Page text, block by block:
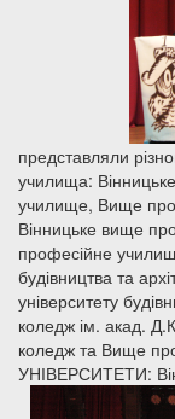
представляли
училища:
училище, Вище
Вінницьке вище
професійне
будівництва та
університету
коледж ім. акад.
коледж та Вище
УНІВЕРСИТЕТИ: